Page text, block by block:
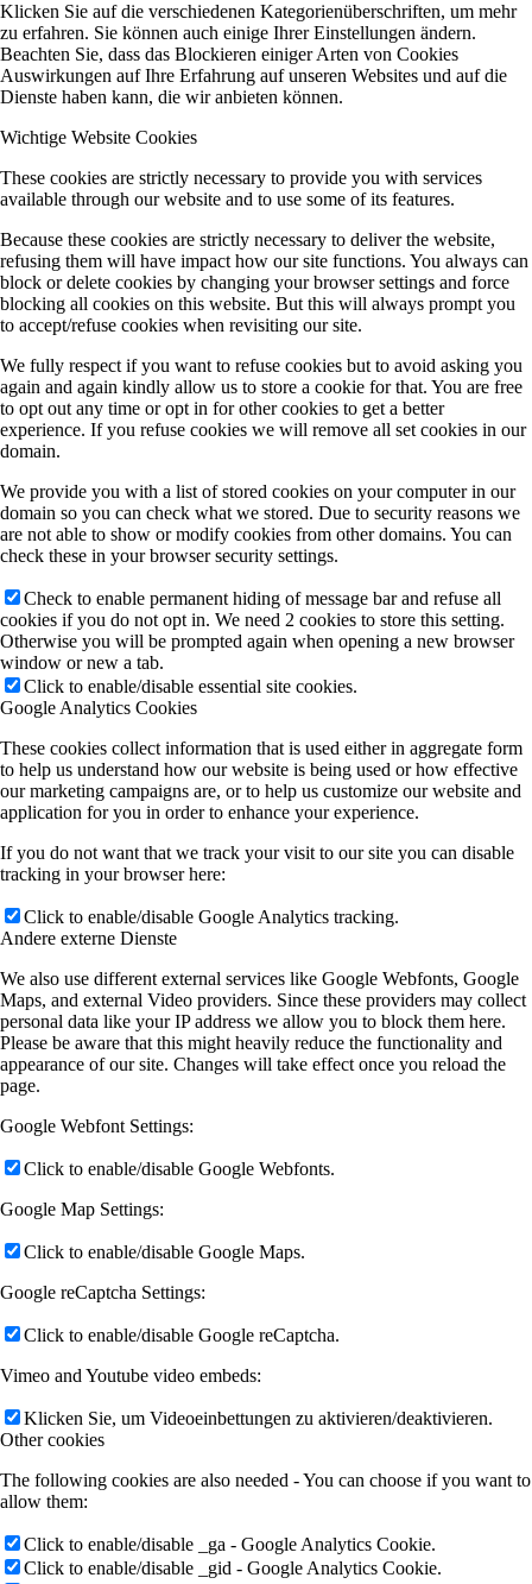
Klicken Sie auf die verschiedenen Kategorienüberschriften, um mehr
zu erfahren. Sie können auch einige Ihrer Einstellungen ändern.
Beachten Sie, dass das Blockieren einiger Arten von Cookies
Auswirkungen auf Ihre Erfahrung auf unseren Websites und auf die
Dienste haben kann, die wir anbieten können.
Wichtige Website Cookies
These cookies are strictly necessary to provide you with services
available through our website and to use some of its features.
Because these cookies are strictly necessary to deliver the website,
refusing them will have impact how our site functions. You always can
block or delete cookies by changing your browser settings and force
blocking all cookies on this website. But this will always prompt you
to accept/refuse cookies when revisiting our site.
We fully respect if you want to refuse cookies but to avoid asking you
again and again kindly allow us to store a cookie for that. You are free
to opt out any time or opt in for other cookies to get a better
experience. If you refuse cookies we will remove all set cookies in our
domain.
We provide you with a list of stored cookies on your computer in our
domain so you can check what we stored. Due to security reasons we
are not able to show or modify cookies from other domains. You can
check these in your browser security settings.
Check to enable permanent hiding of message bar and refuse all
cookies if you do not opt in. We need 2 cookies to store this setting.
Otherwise you will be prompted again when opening a new browser
window or new a tab.
Click to enable/disable essential site cookies.
Google Analytics Cookies
These cookies collect information that is used either in aggregate form
to help us understand how our website is being used or how effective
our marketing campaigns are, or to help us customize our website and
application for you in order to enhance your experience.
If you do not want that we track your visit to our site you can disable
tracking in your browser here:
Click to enable/disable Google Analytics tracking.
Andere externe Dienste
We also use different external services like Google Webfonts, Google
Maps, and external Video providers. Since these providers may collect
personal data like your IP address we allow you to block them here.
Please be aware that this might heavily reduce the functionality and
appearance of our site. Changes will take effect once you reload the
page.
Google Webfont Settings:
Click to enable/disable Google Webfonts.
Google Map Settings:
Click to enable/disable Google Maps.
Google reCaptcha Settings:
Click to enable/disable Google reCaptcha.
Vimeo and Youtube video embeds:
Klicken Sie, um Videoeinbettungen zu aktivieren/deaktivieren.
Other cookies
The following cookies are also needed - You can choose if you want to
allow them:
Click to enable/disable _ga - Google Analytics Cookie.
Click to enable/disable _gid - Google Analytics Cookie.